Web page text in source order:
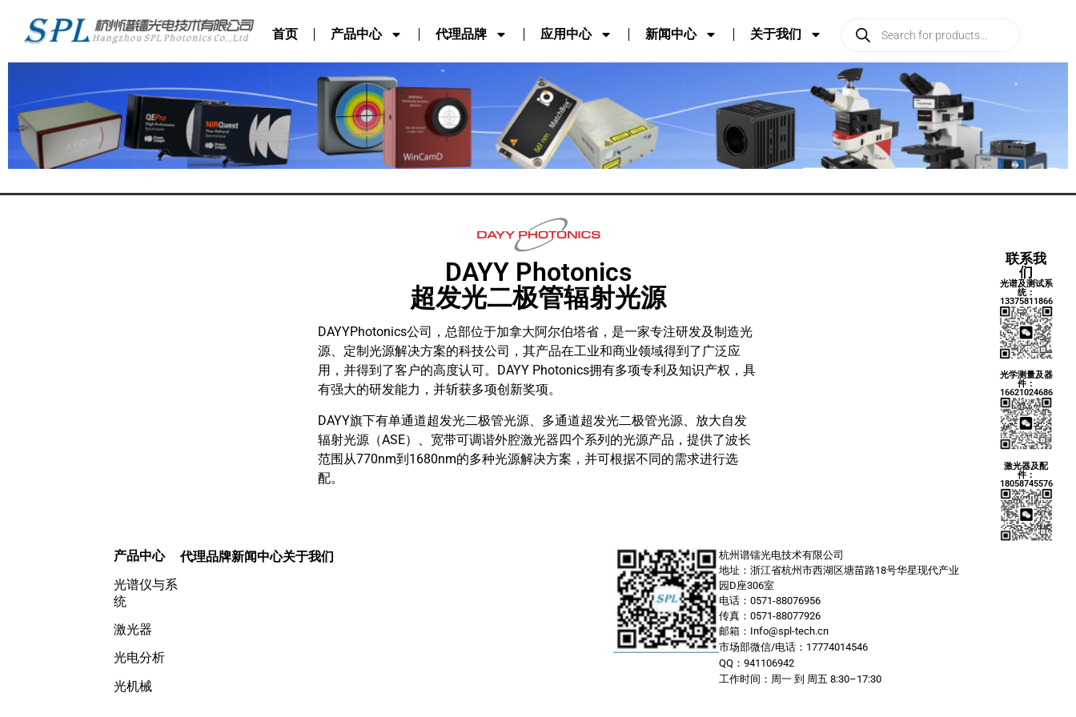
首页 产品中心 代理品牌 应用中心 新闻中心 关于我们
联系我
们
光谱及测试系
统：
13375811866
光学测量及器
件：
16621024686
激光器及配
件：
18058745576
DAYY Photonics
超发光二极管辐射光源
DAYYPhotonics公司，总部位于加拿大阿尔伯塔省，是一家专注研发及制造光
源、定制光源解决方案的科技公司，其产品在工业和商业领域得到了广泛应
用，并得到了客户的高度认可。DAYY Photonics拥有多项专利及知识产权，具
有强大的研发能力，并斩获多项创新奖项。
DAYY旗下有单通道超发光二极管光源、多通道超发光二极管光源、放大自发
辐射光源（ASE）、宽带可调谐外腔激光器四个系列的光源产品，提供了波长
范围从770nm到1680nm的多种光源解决方案，并可根据不同的需求进行选
配。
产品中心
光谱仪与系
统
激光器
光电分析
光机械
代理品牌新闻中心关于我们
杭州谱镭光电技术有限公司
地址：浙江省杭州市西湖区塘苗路18号华星现代产业
园D座306室
电话：0571-88076956
传真：0571-88077926
邮箱：Info@spl-tech.cn
市场部微信/电话：17774014546
QQ：941106942
工作时间：周一 到 周五 8:30–17:30